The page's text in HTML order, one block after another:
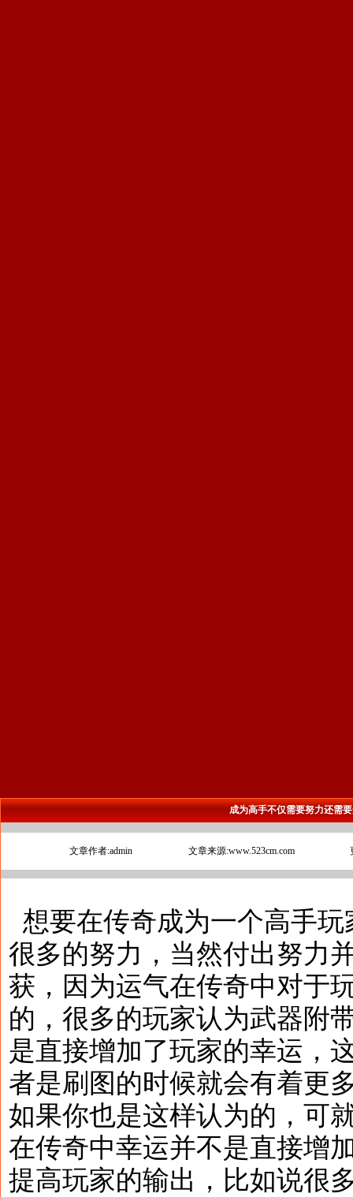
成为高手不仅需要努力还需
文章作者:admin 文章来源:www.523cm.com
想要在传奇成为一个高手
很多的努力，当然付出努力
获，因为运气在传奇中对于
的，很多的玩家认为武器附
是直接增加了玩家的幸运，
者是刷图的时候就会有着更
如果你也是这样认为的，可
在传奇中幸运并不是直接增
提高玩家的输出，比如说很